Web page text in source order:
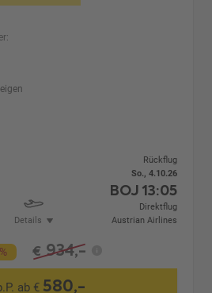
Details
Rückflug
So., 4.10.26
BOJ 13:05
Direktflug
Austrian Airlines
€ 934,-
ab € 580,-